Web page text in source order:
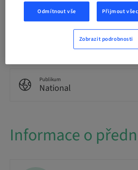
English
85.00 Body
Publikum
National
Informace o
Odmítnout vše Přijmout
Zobrazit podrobnosti